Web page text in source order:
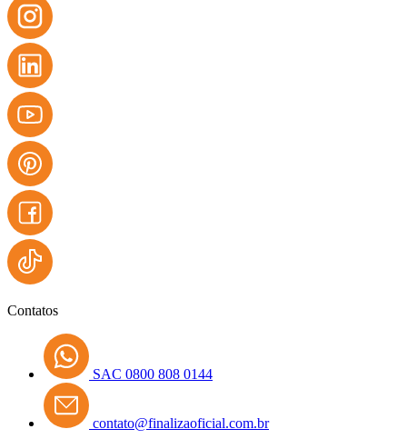
Contatos
SAC 0800 808 0144
contato@finalizaoficial.com.br